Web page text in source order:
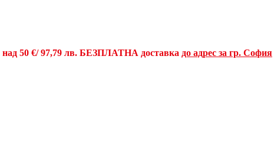
над 50 €/ 97,79 лв. БЕЗПЛАТНА доставка до адрес за гр. София